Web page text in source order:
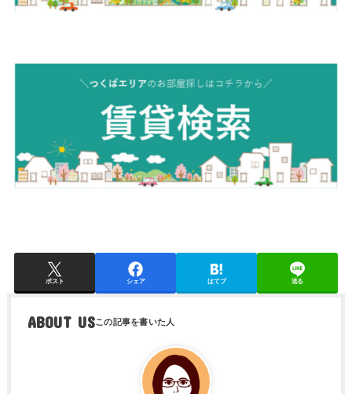
ポスト シェア はてブ 送る
ABOUT US